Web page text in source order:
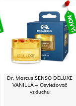
Dr. Marcus SENSO DELUXE
VANILLA – Osviežovač
vzduchu